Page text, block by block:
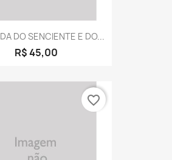
DO SENCIENTE E DO...
R$ 45,00
favorite_border